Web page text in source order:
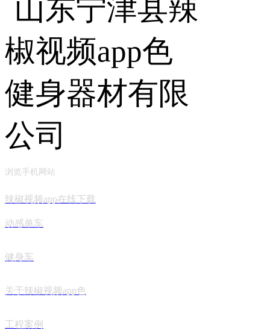
浏览手机网站
辣椒视频app在线下载
动感单车
健身车
关于辣椒视频app色
工程案例